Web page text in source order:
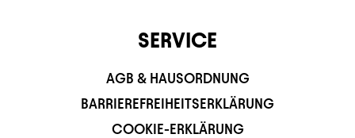
SERVICE
AGB & HAUSORDNUNG
BARRIEREFREIHEITSERKLÄRUNG
COOKIE-ERKLÄRUNG